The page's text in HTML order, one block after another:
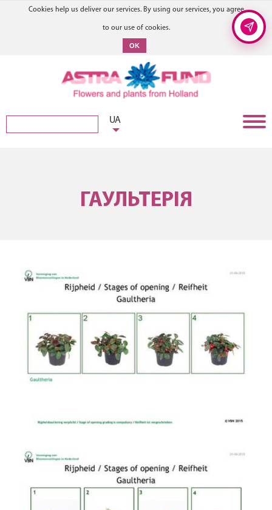
Cookies help us deliver our services. By using our services, you agree
to our use of cookies.
OK
UA
ГАУЛЬТЕРІЯ